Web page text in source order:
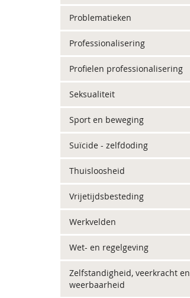
Problematieken
Professionalisering
Profielen professionalisering
Seksualiteit
Sport en beweging
Suïcide - zelfdoding
Thuisloosheid
Vrijetijdsbesteding
Werkvelden
Wet- en regelgeving
Zelfstandigheid, veerkracht en
weerbaarheid